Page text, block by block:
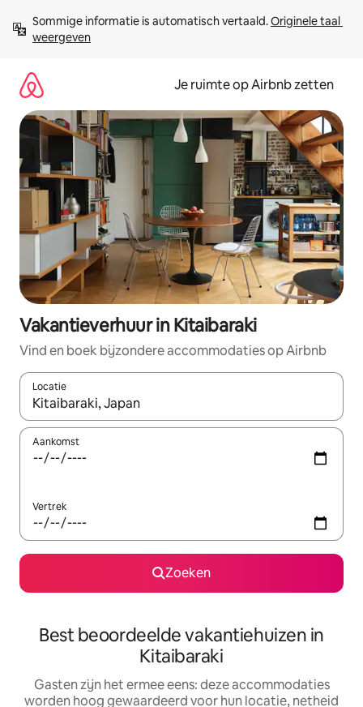
direct
naar
Sommige informatie is automatisch vertaald. Originele taal
weergeven
Je ruimte op Airbnb zetten
Vakantieverhuur in Kitaibaraki
Vind en boek bijzondere accommodaties op Airbnb
Locatie
Wanneer er suggesties beschikbaar zijn, maak je een keuze
Aankomst
Vertrek
Zoeken
Best beoordeelde vakantiehuizen in
Kitaibaraki
Gasten zijn het ermee eens: deze accommodaties
worden hoog gewaardeerd voor hun locatie, netheid